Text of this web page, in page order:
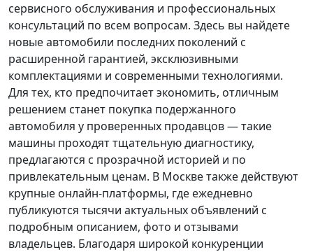
сервисного обслуживания и профессиональных
консультаций по всем вопросам. Здесь вы найдете
новые автомобили последних поколений с
расширенной гарантией, эксклюзивными
комплектациями и современными технологиями.
Для тех, кто предпочитает экономить, отличным
решением станет покупка подержанного
автомобиля у проверенных продавцов — такие
машины проходят тщательную диагностику,
предлагаются с прозрачной историей и по
привлекательным ценам. В Москве также действуют
крупные онлайн-платформы, где ежедневно
публикуются тысячи актуальных объявлений с
подробным описанием, фото и отзывами
владельцев. Благодаря широкой конкуренции